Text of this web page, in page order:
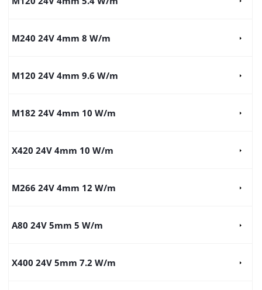
M240 24V 4mm 8 W/m
M120 24V 4mm 9.6 W/m
M182 24V 4mm 10 W/m
X420 24V 4mm 10 W/m
M266 24V 4mm 12 W/m
A80 24V 5mm 5 W/m
X400 24V 5mm 7.2 W/m